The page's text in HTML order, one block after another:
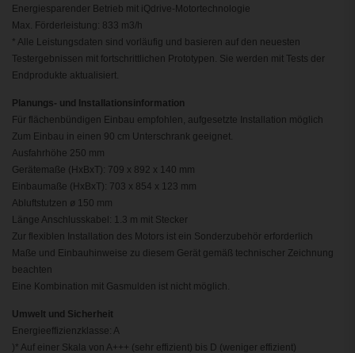
Energiesparender Betrieb mit iQdrive-Motortechnologie
Max. Förderleistung: 833 m3/h
* Alle Leistungsdaten sind vorläufig und basieren auf den neuesten
Testergebnissen mit fortschrittlichen Prototypen. Sie werden mit Tests der
Endprodukte aktualisiert.
Planungs- und Installationsinformation
Für flächenbündigen Einbau empfohlen, aufgesetzte Installation möglich
Zum Einbau in einen 90 cm Unterschrank geeignet.
Ausfahrhöhe 250 mm
Gerätemaße (HxBxT): 709 x 892 x 140 mm
Einbaumaße (HxBxT): 703 x 854 x 123 mm
Abluftstutzen ø 150 mm
Länge Anschlusskabel: 1.3 m mit Stecker
Zur flexiblen Installation des Motors ist ein Sonderzubehör erforderlich
Maße und Einbauhinweise zu diesem Gerät gemäß technischer Zeichnung
beachten
Eine Kombination mit Gasmulden ist nicht möglich.
Umwelt und Sicherheit
Energieeffizienzklasse: A
)* Auf einer Skala von A+++ (sehr effizient) bis D (weniger effizient)